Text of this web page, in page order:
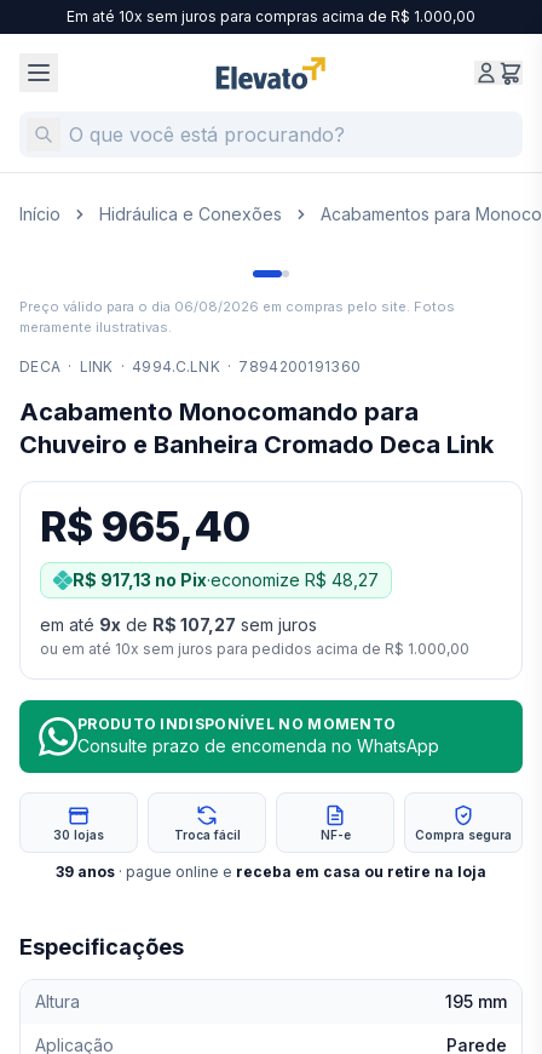
Em até 10x sem juros para compras acima de R$ 1.000,00
Início Hidráulica e Conexões Acabamentos para
Preço válido para o dia 06/08/2026 em compras pelo site. Fotos
meramente ilustrativas.
Especificações
Altura 195 mm
Aplicação Parede
DECA · LINK · 4994.C.LNK · 7894200191360
Acabamento Monocomando para
Chuveiro e Banheira Cromado Deca Link
R$ 965,40
R$ 917,13 no Pix·economize R$ 48,27
em até 9x de R$ 107,27 sem juros
ou em até 10x sem juros para pedidos acima de R$ 1.000,00
PRODUTO INDISPONÍVEL NO MOMENTO
Consulte prazo de encomenda no WhatsApp
30 lojas Troca fácil NF-e Compra segura
39 anos · pague online e receba em casa ou retire na loja